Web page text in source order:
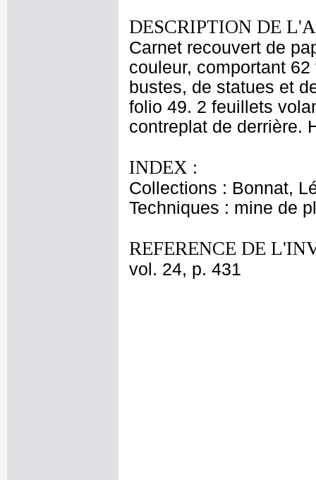
DESCRIPTION DE
Carnet recouvert de
couleur, comportant
bustes, de statues et
folio 49. 2 feuillets
contreplat de derrière.
INDEX :
Collections : Bonnat,
Techniques : mine de
REFERENCE DE
vol. 24, p. 431